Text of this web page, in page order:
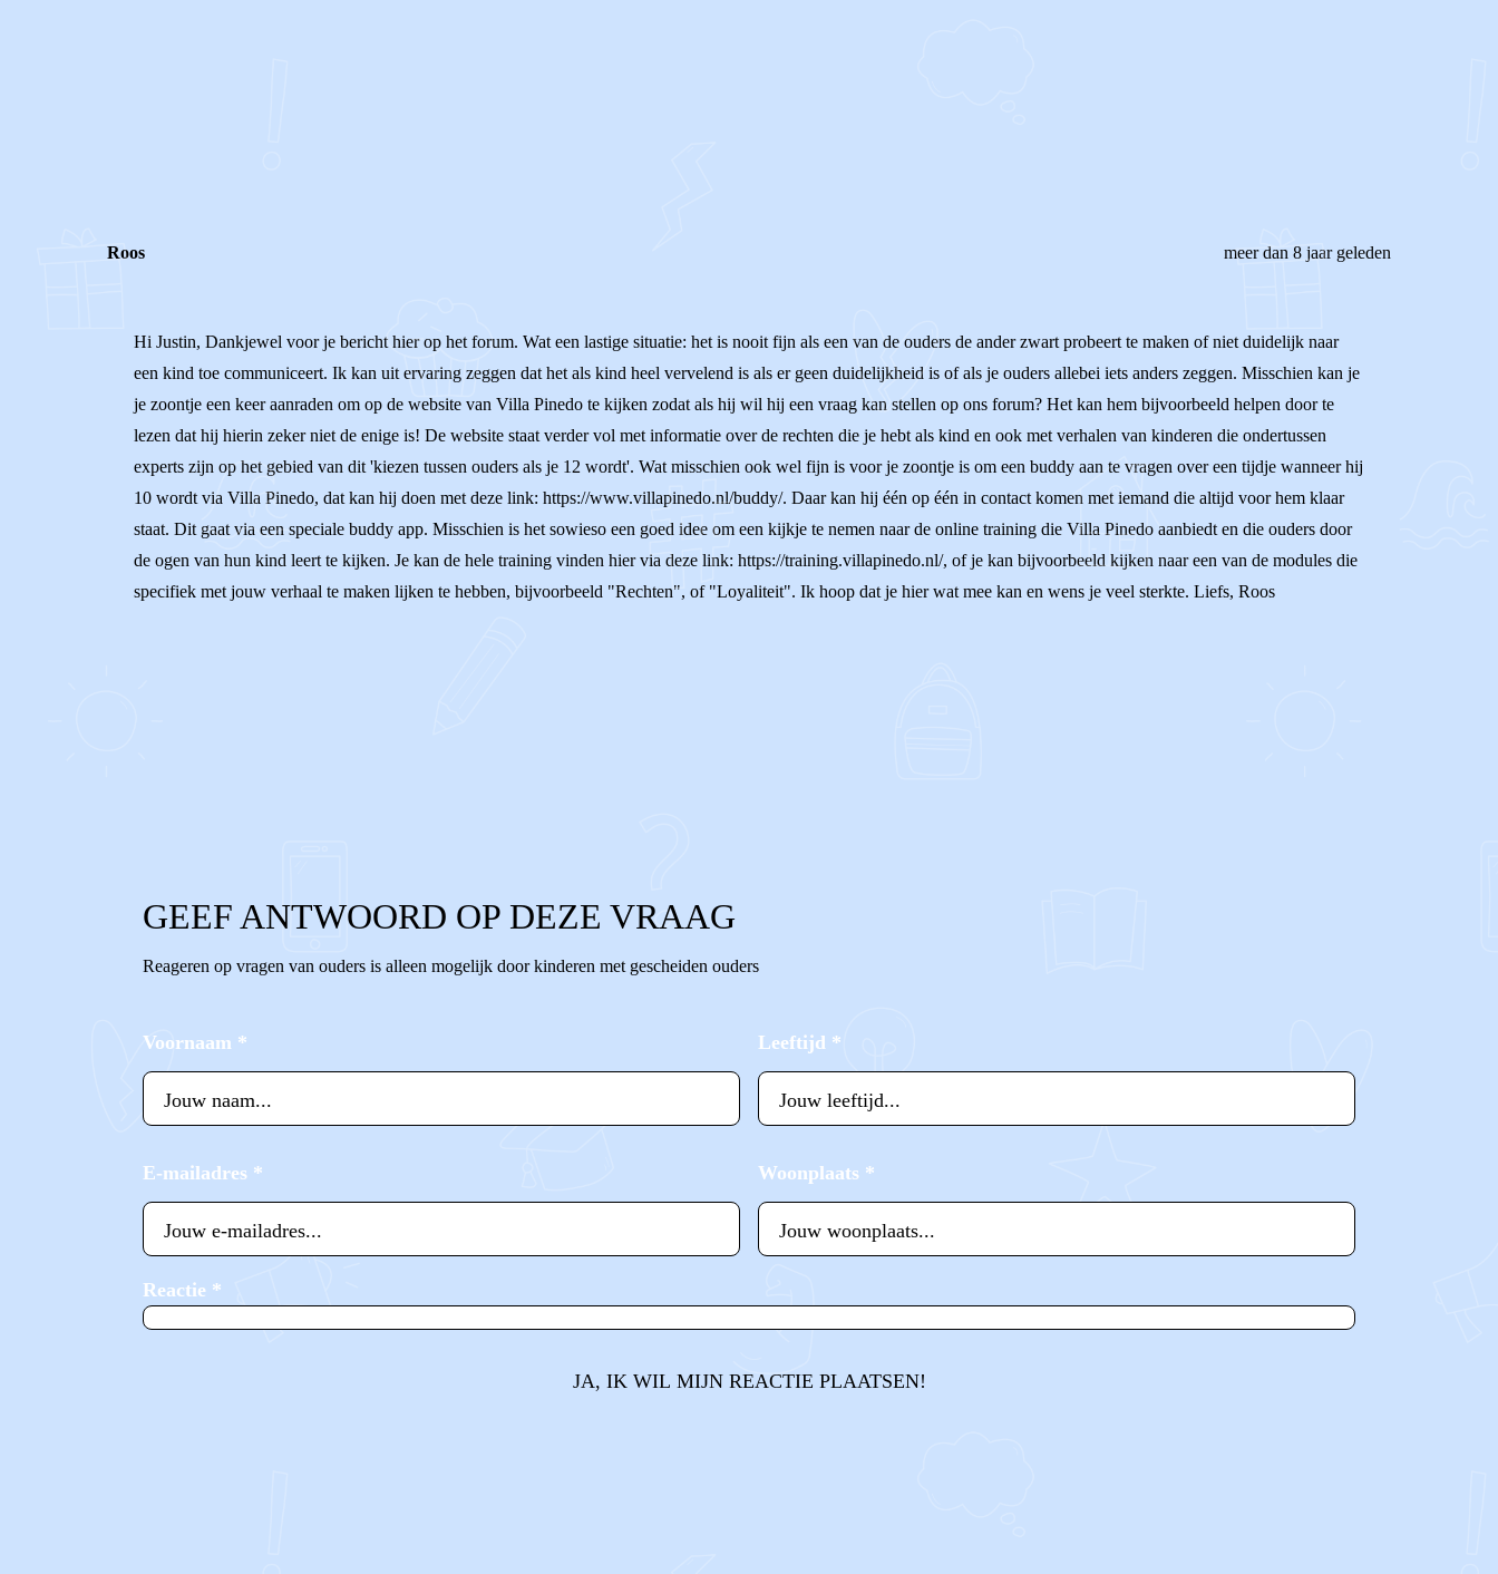
Roos meer dan 8 jaar geleden
Hi Justin, Dankjewel voor je bericht hier op het forum. Wat een lastige situatie: het is nooit fijn als een van de ouders de ander zwart probeert te maken of niet duidelijk naar
een kind toe communiceert. Ik kan uit ervaring zeggen dat het als kind heel vervelend is als er geen duidelijkheid is of als je ouders allebei iets anders zeggen. Misschien kan je
je zoontje een keer aanraden om op de website van Villa Pinedo te kijken zodat als hij wil hij een vraag kan stellen op ons forum? Het kan hem bijvoorbeeld helpen door te
lezen dat hij hierin zeker niet de enige is! De website staat verder vol met informatie over de rechten die je hebt als kind en ook met verhalen van kinderen die ondertussen
experts zijn op het gebied van dit 'kiezen tussen ouders als je 12 wordt'. Wat misschien ook wel fijn is voor je zoontje is om een buddy aan te vragen over een tijdje wanneer hij
10 wordt via Villa Pinedo, dat kan hij doen met deze link: https://www.villapinedo.nl/buddy/. Daar kan hij één op één in contact komen met iemand die altijd voor hem klaar
staat. Dit gaat via een speciale buddy app. Misschien is het sowieso een goed idee om een kijkje te nemen naar de online training die Villa Pinedo aanbiedt en die ouders door
de ogen van hun kind leert te kijken. Je kan de hele training vinden hier via deze link: https://training.villapinedo.nl/, of je kan bijvoorbeeld kijken naar een van de modules die
specifiek met jouw verhaal te maken lijken te hebben, bijvoorbeeld "Rechten", of "Loyaliteit". Ik hoop dat je hier wat mee kan en wens je veel sterkte. Liefs, Roos
GEEF ANTWOORD OP DEZE VRAAG
Reageren op vragen van ouders is alleen mogelijk door kinderen met gescheiden ouders
Voornaam * Leeftijd *
E-mailadres * Woonplaats *
Reactie *
JA, IK WIL MIJN REACTIE PLAATSEN!